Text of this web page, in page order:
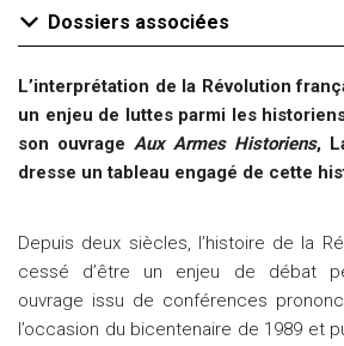
Dossiers associées
L’interprétation de la Révolution
un enjeu de luttes parmi les
son ouvrage Aux Armes Historiens,
dresse un tableau engagé de cette
Depuis deux siècles, l’histoire de la
cessé d’être un enjeu de débat
ouvrage issu de conférences
l’occasion du bicentenaire de 1989 et